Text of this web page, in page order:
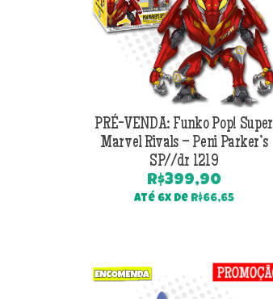
PRÉ-VENDA: Funko Pop! Super
Marvel Rivals – Peni Parker’s
SP//dr 1219
R$399,90
Até 6x de R$66,65